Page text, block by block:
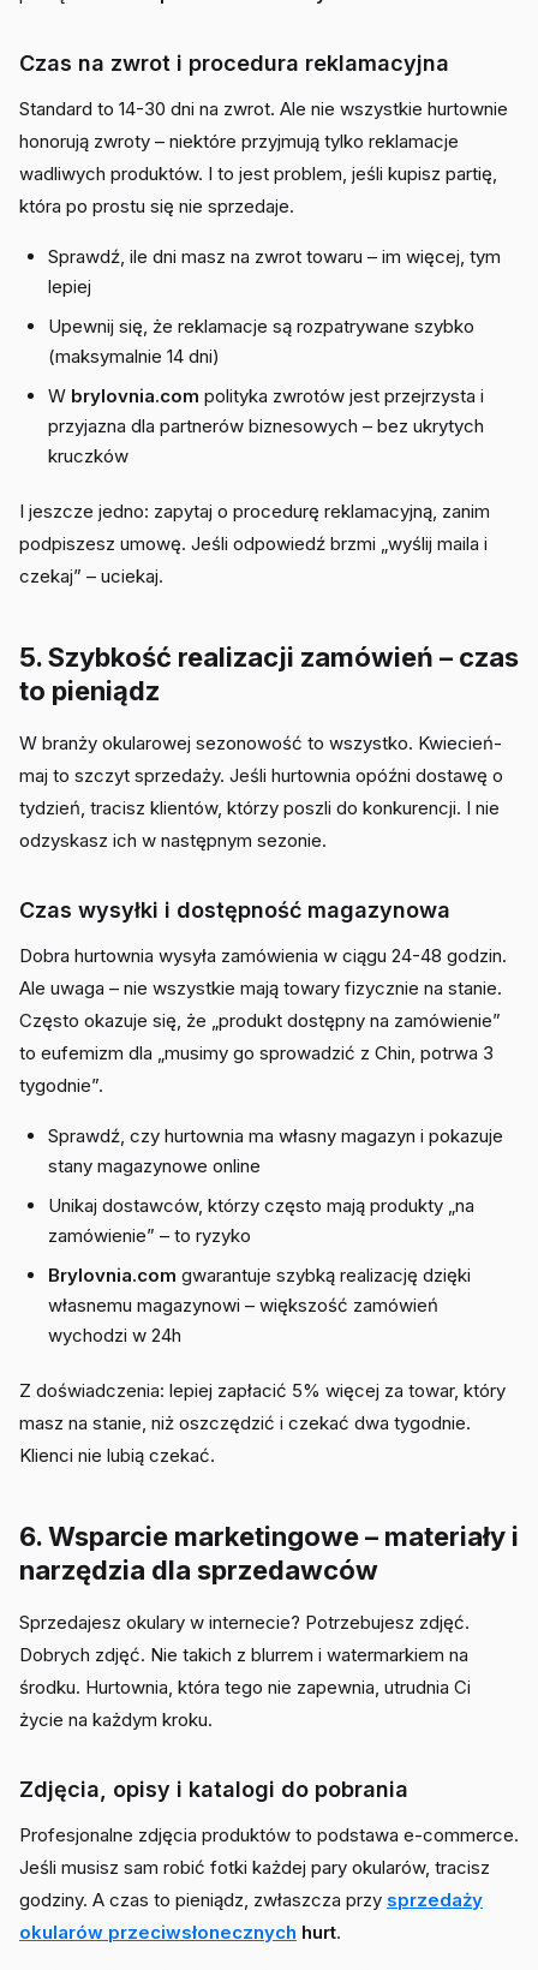
Czas na zwrot i procedura reklamacyjna
Standard to 14-30 dni na zwrot. Ale nie wszystkie hurtownie
honorują zwroty – niektóre przyjmują tylko reklamacje
wadliwych produktów. I to jest problem, jeśli kupisz partię,
która po prostu się nie sprzedaje.
Sprawdź, ile dni masz na zwrot towaru – im więcej, tym
lepiej
Upewnij się, że reklamacje są rozpatrywane szybko
(maksymalnie 14 dni)
W brylovnia.com polityka zwrotów jest przejrzysta i
przyjazna dla partnerów biznesowych – bez ukrytych
kruczków
I jeszcze jedno: zapytaj o procedurę reklamacyjną, zanim
podpiszesz umowę. Jeśli odpowiedź brzmi „wyślij maila i
czekaj” – uciekaj.
5. Szybkość realizacji zamówień – czas
to pieniądz
W branży okularowej sezonowość to wszystko. Kwiecień-
maj to szczyt sprzedaży. Jeśli hurtownia opóźni dostawę o
tydzień, tracisz klientów, którzy poszli do konkurencji. I nie
odzyskasz ich w następnym sezonie.
Czas wysyłki i dostępność magazynowa
Dobra hurtownia wysyła zamówienia w ciągu 24-48 godzin.
Ale uwaga – nie wszystkie mają towary fizycznie na stanie.
Często okazuje się, że „produkt dostępny na zamówienie”
to eufemizm dla „musimy go sprowadzić z Chin, potrwa 3
tygodnie”.
Sprawdź, czy hurtownia ma własny magazyn i pokazuje
stany magazynowe online
Unikaj dostawców, którzy często mają produkty „na
zamówienie” – to ryzyko
Brylovnia.com gwarantuje szybką realizację dzięki
własnemu magazynowi – większość zamówień
wychodzi w 24h
Z doświadczenia: lepiej zapłacić 5% więcej za towar, który
masz na stanie, niż oszczędzić i czekać dwa tygodnie.
Klienci nie lubią czekać.
6. Wsparcie marketingowe – materiały i
narzędzia dla sprzedawców
Sprzedajesz okulary w internecie? Potrzebujesz zdjęć.
Dobrych zdjęć. Nie takich z blurrem i watermarkiem na
środku. Hurtownia, która tego nie zapewnia, utrudnia Ci
życie na każdym kroku.
Zdjęcia, opisy i katalogi do pobrania
Profesjonalne zdjęcia produktów to podstawa e-commerce.
Jeśli musisz sam robić fotki każdej pary okularów, tracisz
godziny. A czas to pieniądz, zwłaszcza przy sprzedaży
okularów przeciwsłonecznych hurt.